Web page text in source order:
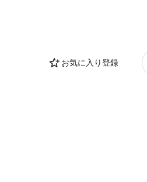
お気に入り登録